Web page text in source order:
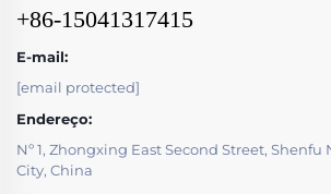
+86-15041317415
E-mail:
[email protected]
Endereço:
Nº 1, Zhongxing East Second Street, Shenfu
City, China